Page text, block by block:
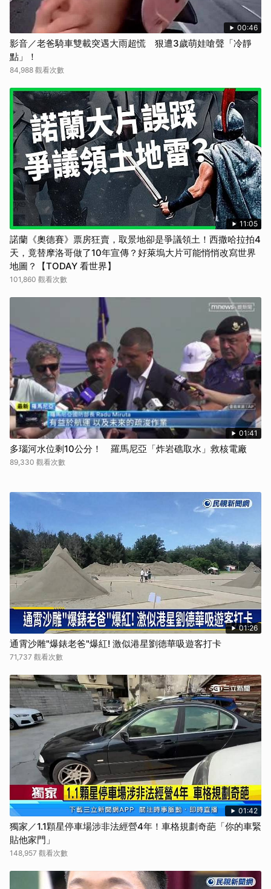
00:46
影音／老爸騎車雙載突遇大雨超慌 狠遭3歲萌娃嗆聲「冷靜
點」！
84,988 觀看次數
11:05
諾蘭《奧德賽》票房狂賣，取景地卻是爭議領土！西撒哈拉拍4
天，竟替摩洛哥做了10年宣傳？好萊塢大片可能悄悄改寫世界
地圖？【TODAY 看世界】
101,860 觀看次數
01:41
多瑙河水位剩10公分！ 羅馬尼亞「炸岩礁取水」救核電廠
89,330 觀看次數
01:26
通霄沙雕"爆錶老爸"爆紅! 激似港星劉德華吸遊客打卡
71,737 觀看次數
01:42
獨家／1.1顆星停車場涉非法經營4年！車格規劃奇葩「你的車緊
貼他家門」
148,957 觀看次數